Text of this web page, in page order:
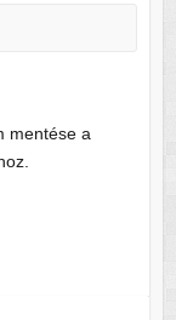
mentése a